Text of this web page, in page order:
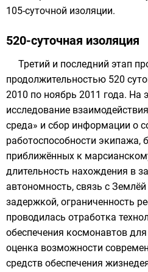
105-суточной изоляции.
520-суточная изоляция
Третий и последний этап
продолжительностью 520
2010 по ноябрь 2011 года. На
исследование
среда» и сбор информации о
работоспособности экипажа,
приближённых к
длительность нахождения в
автономность, связь с Землёй
задержкой, ограниченность
проводилась отработка
обеспечения космонавтов
оценка возможности
средств обеспечения